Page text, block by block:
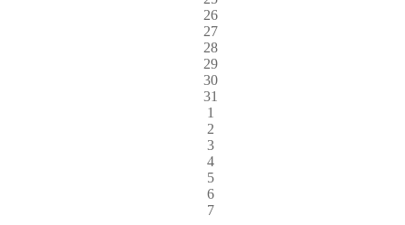
26
27
28
29
30
31
1
2
3
4
5
6
7